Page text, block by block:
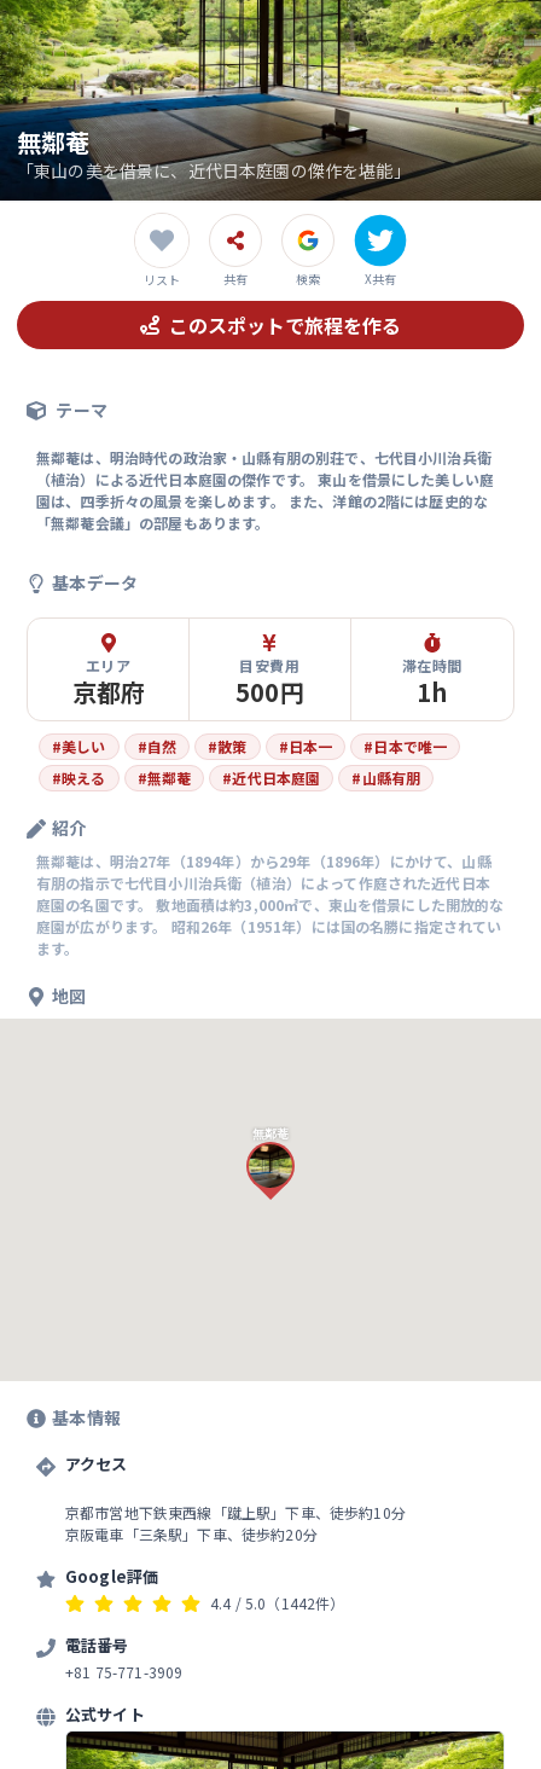
無鄰菴
「東山の美を借景に、近代日本庭園の傑作を堪能」
リスト 共有 検索 X共有
このスポットで旅程を作る
テーマ
無鄰菴は、明治時代の政治家・山縣有朋の別荘で、七代目小川治兵衛
（植治）による近代日本庭園の傑作です。 東山を借景にした美しい庭
園は、四季折々の風景を楽しめます。 また、洋館の2階には歴史的な
「無鄰菴会議」の部屋もあります。
基本データ
エリア
京都府
目安費用
500円
滞在時間
1h
#美しい #自然 #散策 #日本一 #日本で唯一
#映える #無鄰菴 #近代日本庭園 #山縣有朋
紹介
無鄰菴は、明治27年（1894年）から29年（1896年）にかけて、山縣
有朋の指示で七代目小川治兵衛（植治）によって作庭された近代日本
庭園の名園です。 敷地面積は約3,000㎡で、東山を借景にした開放的な
庭園が広がります。 昭和26年（1951年）には国の名勝に指定されてい
ます。
地図
無鄰菴
基本情報
アクセス
京都市営地下鉄東西線「蹴上駅」下車、徒歩約10分
京阪電車「三条駅」下車、徒歩約20分
Google評価
4.4 / 5.0 （1442件）
電話番号
+81 75-771-3909
公式サイト